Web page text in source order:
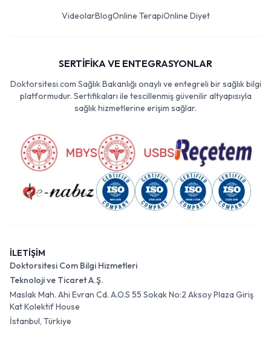
VideolarBlogOnline TerapiOnline Diyet
SERTİFİKA VE ENTEGRASYONLAR
Doktorsitesi.com Sağlık Bakanlığı onaylı ve entegreli bir sağlık bilgi
platformudur. Sertifikaları ile tescillenmiş güvenilir altyapısıyla
sağlık hizmetlerine erişim sağlar.
İLETİŞİM
Doktorsitesi Com Bilgi Hizmetleri
Teknoloji ve Ticaret A.Ş.
Maslak Mah. Ahi Evran Cd. A.O.S 55 Sokak No:2 Aksoy Plaza Giriş
Kat Kolektif House
İstanbul, Türkiye